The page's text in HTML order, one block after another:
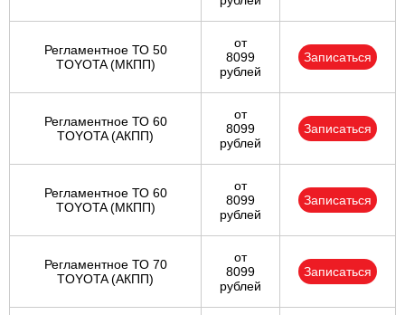
Регламентное ТО 50
TOYOTA (МКПП)
от
8099
рублей
Записаться
Регламентное ТО 60
TOYOTA (АКПП)
от
8099
рублей
Записаться
Регламентное ТО 60
TOYOTA (МКПП)
от
8099
рублей
Записаться
Регламентное ТО 70
TOYOTA (АКПП)
от
8099
рублей
Записаться